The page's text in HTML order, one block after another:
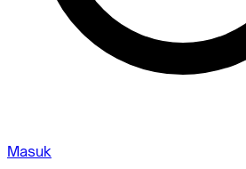
Masuk